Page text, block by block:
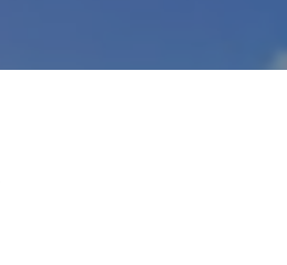
介護経営サポート／食べ